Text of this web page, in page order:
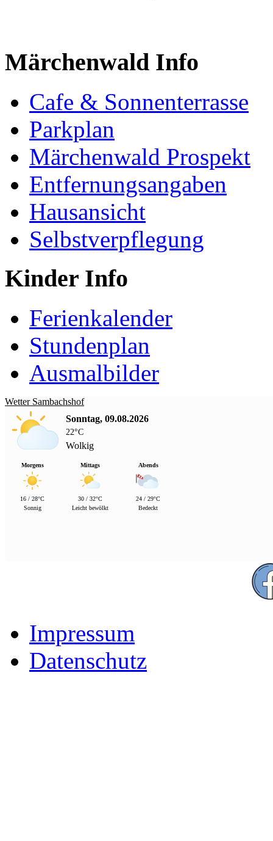
Märchenwald Info
Cafe & Sonnenterrasse
Parkplan
Märchenwald Prospekt
Entfernungsangaben
Hausansicht
Selbstverpflegung
Kinder Info
Ferienkalender
Stundenplan
Ausmalbilder
Wetter Sambachshof
Sonntag, 09.08.2026
22°C
Wolkig
Morgens
16 / 28°C
Sonnig
Mittags
30 / 32°C
Leicht bewölkt
Abends
24 / 29°C
Bedeckt
Impressum
Datenschutz